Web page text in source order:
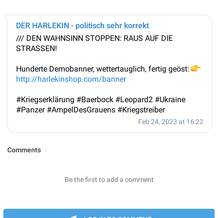
DER HARLEKIN - politisch sehr korrekt
/// DEN WAHNSINN STOPPEN: RAUS AUF DIE
STRASSEN!
Hunderte Demobanner, wettertauglich, fertig geöst:
👉
http://harlekinshop.com/banner
#Kriegserklärung #Baerbock #Leopard2 #Ukraine
#Panzer #AmpelDesGrauens #Kriegstreiber
Feb 24, 2023 at 16:22
Comments
Be the first to add a comment